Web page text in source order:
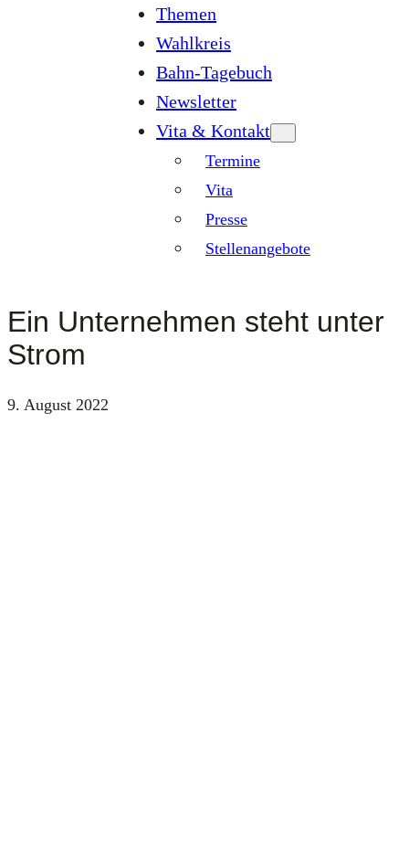
Themen
Wahlkreis
Bahn-Tagebuch
Newsletter
Vita & Kontakt
Termine
Vita
Presse
Stellenangebote
Ein Unternehmen steht unter
Strom
9. August 2022